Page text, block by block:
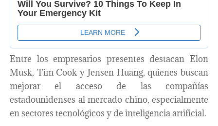
Entre los empresarios presentes destacan Elon
Musk, Tim Cook y Jensen Huang, quienes buscan
mejorar el acceso de las compañías
estadounidenses al mercado chino, especialmente
en sectores tecnológicos y de inteligencia artificial.